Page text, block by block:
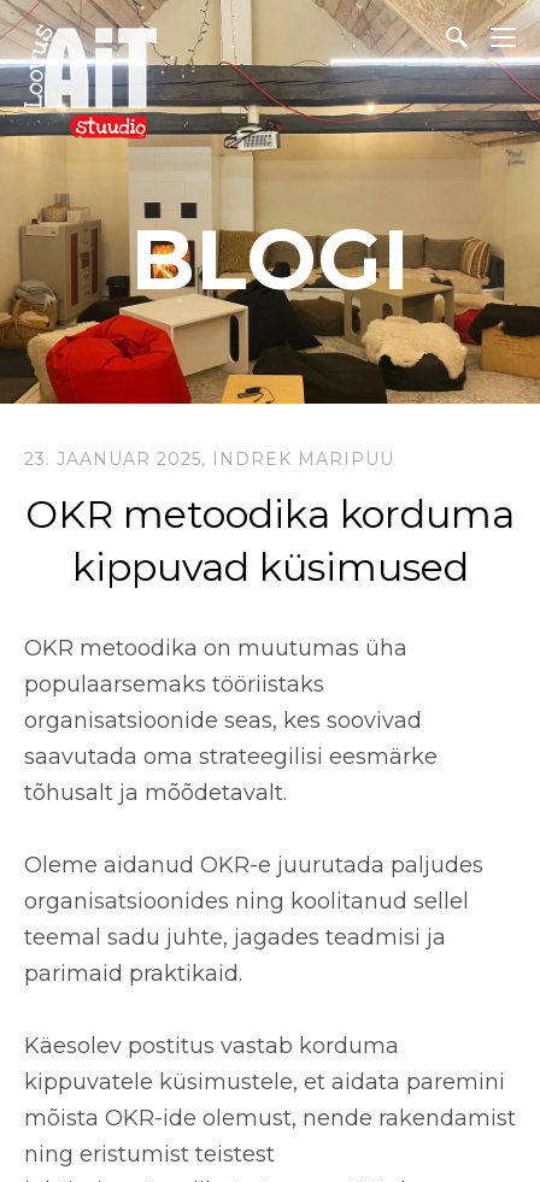
BLOGI
23. JAANUAR 2025, INDREK MARIPUU
OKR metoodika korduma
kippuvad küsimused
OKR metoodika on muutumas üha
populaarsemaks tööriistaks
organisatsioonide seas, kes soovivad
saavutada oma strateegilisi eesmärke
tõhusalt ja mõõdetavalt.
Oleme aidanud OKR-e juurutada paljudes
organisatsioonides ning koolitanud sellel
teemal sadu juhte, jagades teadmisi ja
parimaid praktikaid.
Käesolev postitus vastab korduma
kippuvatele küsimustele, et aidata paremini
mõista OKR-ide olemust, nende rakendamist
ning eristumist teistest